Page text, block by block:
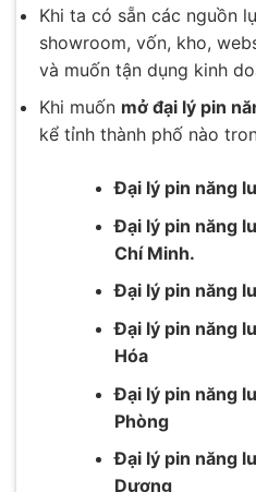
Khi ta có sẵn các nguồn
showroom, vốn, kho,
và muốn tận dụng kinh
Khi muốn mở đại lý pin
kể tỉnh thành phố nào
Đại lý pin năng
Đại lý pin năng
Chí Minh.
Đại lý pin năng
Đại lý pin năng
Hóa
Đại lý pin năng
Phòng
Đại lý pin năng
Dương